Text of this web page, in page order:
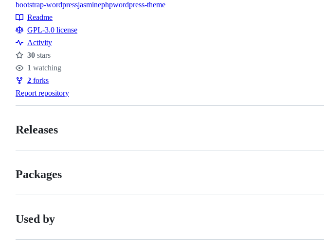
Topics
bootstrap-wordpressjasminephpwordpress-theme
Resources
Readme
GPL-3.0 license
Activity
Stars
30 stars
Watchers
1 watching
Forks
2 forks
Report repository
Releases
Packages
Used by